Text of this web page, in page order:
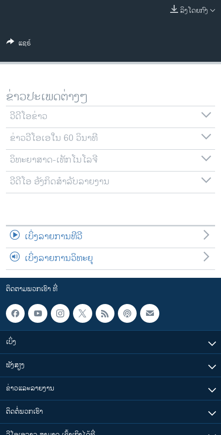
ພາສາອັງກິດ
ລາຍການກະຈາຍສຽງ
ລາຍງານ
ຕິດຕາມພວກເຮົາ ທີ່
ພາສາຕ່າງໆ
ລິງໂດຍກົງ
ແຊຣ໌
ຂ່າວປະເພດຕ່າງໆ
ວີດີໂອຂ່າວ
ຂ່າວວີໂອເອໃນ 60 ວິນາທີ
ວິທະຍາສາດ-ເທັກໂນໂລຈີ
ວີດີໂອ ອັງກິດສຳລັບລາຍງານ
ເບິ່ງລາຍການທີວີ
ເບິ່ງລາຍການວິທະຍຸ
ຕິດຕາມພວກເຮົາ ທີ່
ເບິ່ງ
ຟັງສຽງ
ຂ່າວແລະລາຍງານ
ຕິດຕໍ່ພວກເຮົາ